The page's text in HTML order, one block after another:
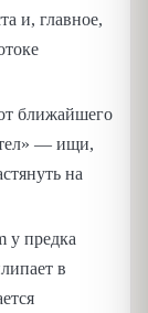
и, главное,
ближайшего
— ищи,
на
у предка
в